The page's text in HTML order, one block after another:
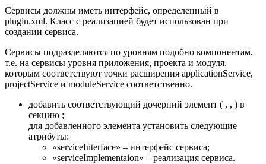
Сервисы должны иметь интерфейс, определенный в
plugin.xml. Класс с реализацией будет использован при
создании сервиса.
Сервисы подразделяются по уровням подобно компонентам,
т.е. на сервисы уровня приложения, проекта и модуля,
которым соответствуют точки расширения applicationService,
projectService и moduleService соответственно.
добавить соответствующий дочерний элемент ( , , ) в
секцию ;
для добавленного элемента установить следующие
атрибуты:
«serviceInterface» – интерфейс сервиса;
«serviceImplementaion» – реализация сервиса.